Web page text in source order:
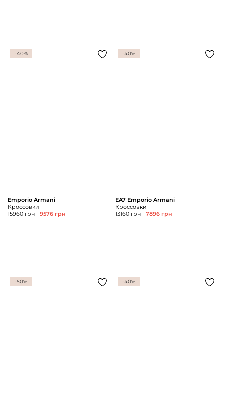
-40%
Emporio Armani
Кроссовки
15960 грн
9576 грн
-40%
EA7 Emporio Armani
Кроссовки
13160 грн
7896 грн
-50% -40%